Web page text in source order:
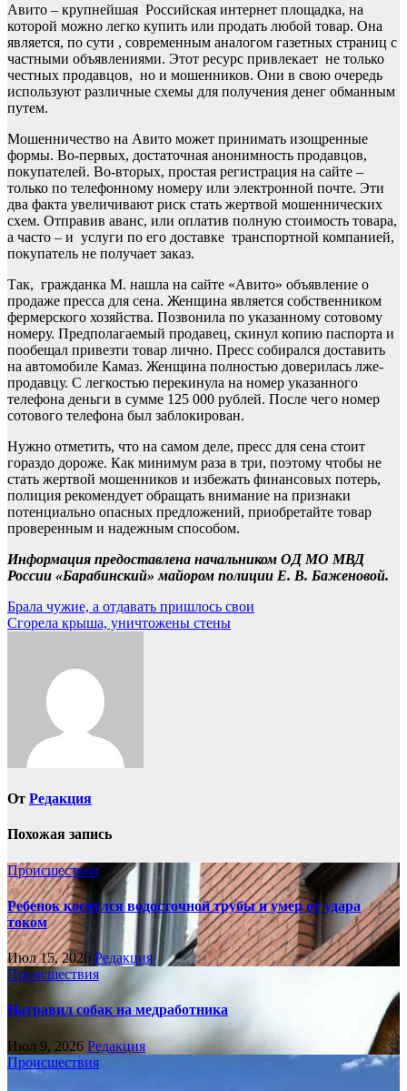
Авито – крупнейшая Российская интернет площадка, на
которой можно легко купить или продать любой товар. Она
является, по сути , современным аналогом газетных страниц с
частными объявлениями. Этот ресурс привлекает не только
честных продавцов, но и мошенников. Они в свою очередь
используют различные схемы для получения денег обманным
путем.
Мошенничество на Авито может принимать изощренные
формы. Во-первых, достаточная анонимность продавцов,
покупателей. Во-вторых, простая регистрация на сайте –
только по телефонному номеру или электронной почте. Эти
два факта увеличивают риск стать жертвой мошеннических
схем. Отправив аванс, или оплатив полную стоимость товара,
а часто – и услуги по его доставке транспортной компанией,
покупатель не получает заказ.
Так, гражданка М. нашла на сайте «Авито» объявление о
продаже пресса для сена. Женщина является собственником
фермерского хозяйства. Позвонила по указанному сотовому
номеру. Предполагаемый продавец, скинул копию паспорта и
пообещал привезти товар лично. Пресс собирался доставить
на автомобиле Камаз. Женщина полностью доверилась лже-
продавцу. С легкостью перекинула на номер указанного
телефона деньги в сумме 125 000 рублей. После чего номер
сотового телефона был заблокирован.
Нужно отметить, что на самом деле, пресс для сена стоит
гораздо дороже. Как минимум раза в три, поэтому чтобы не
стать жертвой мошенников и избежать финансовых потерь,
полиция рекомендует обращать внимание на признаки
потенциально опасных предложений, приобретайте товар
проверенным и надежным способом.
Информация предоставлена начальником ОД МО МВД
России «Барабинский» майором полиции Е. В. Баженовой.
Навигация
по
Брала чужие, а отдавать пришлось свои
Сгорела крыша, уничтожены стены
От Редакция
Похожая запись
Происшествия
Ребенок коснулся водосточной трубы и умер от удара
током
Июл 15, 2026 Редакция
Происшествия
Натравил собак на медработника
Июл 9, 2026 Редакция
Происшествия